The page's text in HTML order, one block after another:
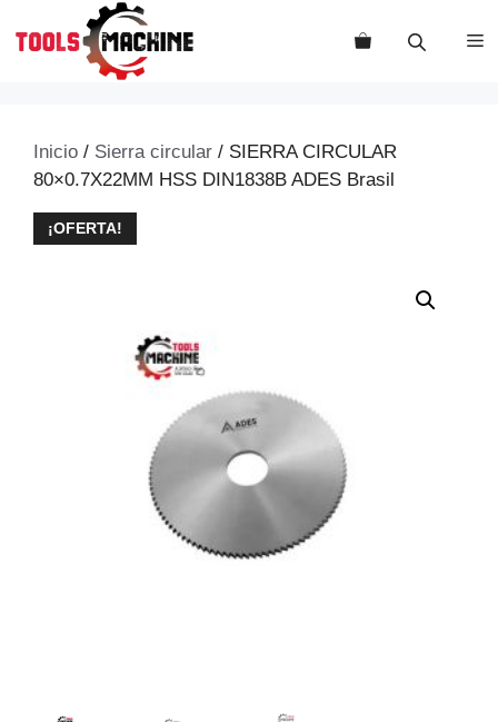
Inicio / Sierra circular / SIERRA CIRCULAR
80×0.7X22MM HSS DIN1838B ADES Brasil
¡OFERTA!